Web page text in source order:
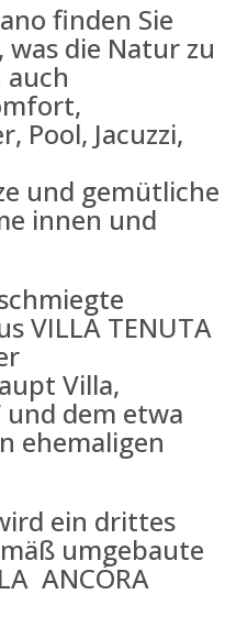
finden Sie
die Natur zu
Pool, Jacuzzi,
und gemütliche
innen und
VILLA TENUTA
Villa,
und dem etwa
ehemaligen
ein drittes
umgebaute
ANCÓRA